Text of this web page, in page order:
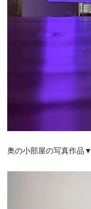
奥の小部屋の写真作品▼